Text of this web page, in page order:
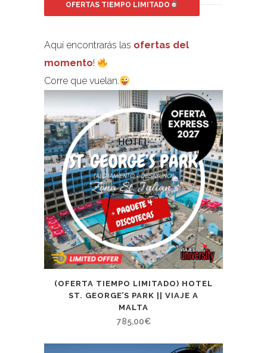
OFERTAS TIEMPO LIMITADO
Aquí encontrarás las ofertas del
momento!
Corre que vuelan.
(OFERTA TIEMPO LIMITADO) HOTEL
ST. GEORGE’S PARK || VIAJE A
MALTA
785,00€